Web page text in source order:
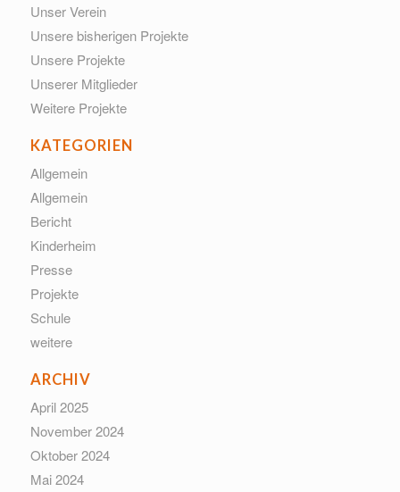
Unser Verein
Unsere bisherigen Projekte
Unsere Projekte
Unserer Mitglieder
Weitere Projekte
KATEGORIEN
Allgemein
Allgemein
Bericht
Kinderheim
Presse
Projekte
Schule
weitere
ARCHIV
April 2025
November 2024
Oktober 2024
Mai 2024